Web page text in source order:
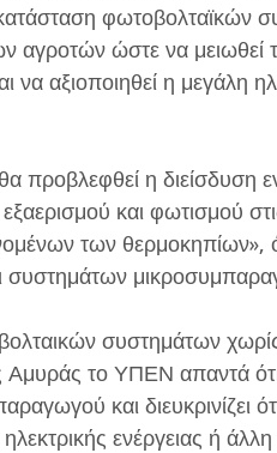
φωτοβολταϊκών
αγροτών ώστε να μειωθεί
αξιοποιηθεί η μεγάλη
προβλεφθεί η διείσδυση
και φωτισμού
των
συστημάτων
συστημάτων
το ΥΠΕΝ απαντά
και διευκρινίζει
ενέργειας ή άλλη